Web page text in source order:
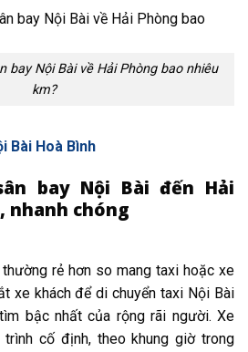
bay Nội Bài về Hải Phòng bao nhiêu
km?
Bài Hoà Bình
bayNội Bài đến Hải
nhanh chóng
rẻ hơn so mang taxi hoặc xe
xe khách đểdi chuyển taxi Nội Bài
tìm bậc nhấtcủa rộng rãi người. Xe
trình cố định, theo khung giờ trong